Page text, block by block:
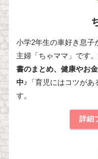
小学2年生の車好き息子
主婦「ちゃママ」です。
書のまとめ、健康やお
中♪
「育児にはコツが
す。
詳細